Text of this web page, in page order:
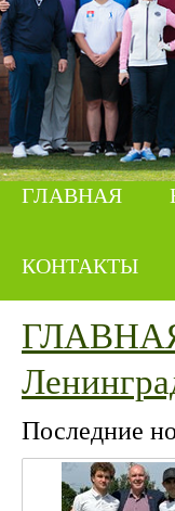
ГЛАВНАЯ
КОНТАКТЫ
Последние